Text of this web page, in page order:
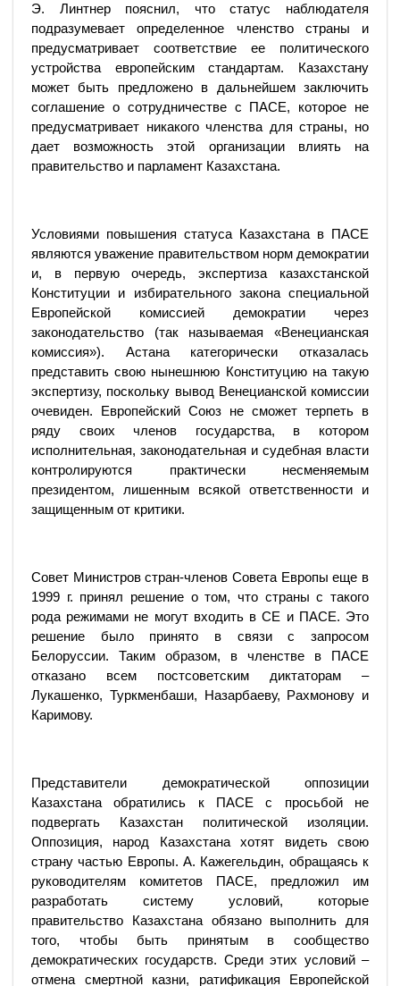
Э. Линтнер пояснил, что статус наблюдателя
подразумевает определенное членство страны и
предусматривает соответствие ее политического
устройства европейским стандартам. Казахстану
может быть предложено в дальнейшем заключить
соглашение о сотрудничестве с ПАСЕ, которое не
предусматривает никакого членства для страны, но
дает возможность этой организации влиять на
правительство и парламент Казахстана.
Условиями повышения статуса Казахстана в ПАСЕ
являются уважение правительством норм демократии
и, в первую очередь, экспертиза казахстанской
Конституции и избирательного закона специальной
Европейской комиссией демократии через
законодательство (так называемая «Венецианская
комиссия»). Астана категорически отказалась
представить свою нынешнюю Конституцию на такую
экспертизу, поскольку вывод Венецианской комиссии
очевиден. Европейский Союз не сможет терпеть в
ряду своих членов государства, в котором
исполнительная, законодательная и судебная власти
контролируются практически несменяемым
президентом, лишенным всякой ответственности и
защищенным от критики.
Совет Министров стран-членов Совета Европы еще в
1999 г. принял решение о том, что страны с такого
рода режимами не могут входить в СЕ и ПАСЕ. Это
решение было принято в связи с запросом
Белоруссии. Таким образом, в членстве в ПАСЕ
отказано всем постсоветским диктаторам –
Лукашенко, Туркменбаши, Назарбаеву, Рахмонову и
Каримову.
Представители демократической оппозиции
Казахстана обратились к ПАСЕ с просьбой не
подвергать Казахстан политической изоляции.
Оппозиция, народ Казахстана хотят видеть свою
страну частью Европы. А. Кажегельдин, обращаясь к
руководителям комитетов ПАСЕ, предложил им
разработать систему условий, которые
правительство Казахстана обязано выполнить для
того, чтобы быть принятым в сообщество
демократических государств. Среди этих условий –
отмена смертной казни, ратификация Европейской